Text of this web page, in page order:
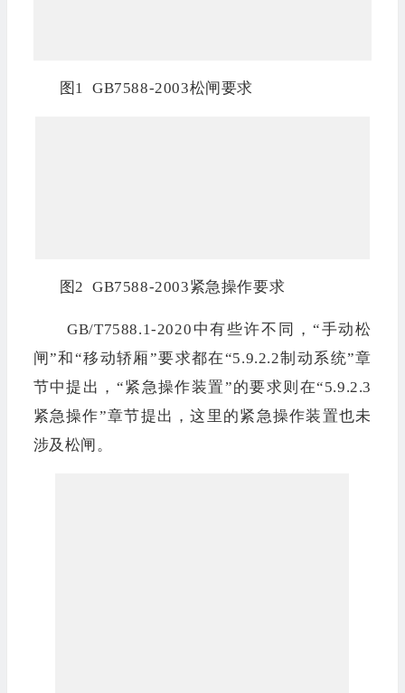
图1 GB7588-2003松闸要求
图2 GB7588-2003紧急操作要求
GB/T7588.1-2020中有些许不同，“手动松
闸”和“移动轿厢”要求都在“5.9.2.2制动系统”章
节中提出，“紧急操作装置”的要求则在“5.9.2.3
紧急操作”章节提出，这里的紧急操作装置也未
涉及松闸。